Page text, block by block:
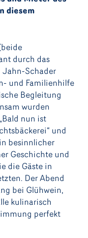
diesem
durch das
Jahn-Schader
und Familienhilfe
Begleitung
wurden
nun ist
und
besinnlicher
Geschichte und
die Gäste in
Der Abend
bei Glühwein,
kulinarisch
perfekt